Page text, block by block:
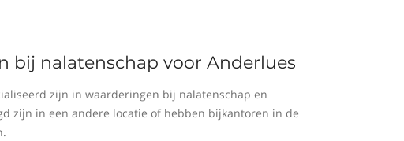
bij nalatenschap voor Anderlues
zijn in waarderingen bij nalatenschap en
zijn in een andere locatie of hebben bijkantoren in de